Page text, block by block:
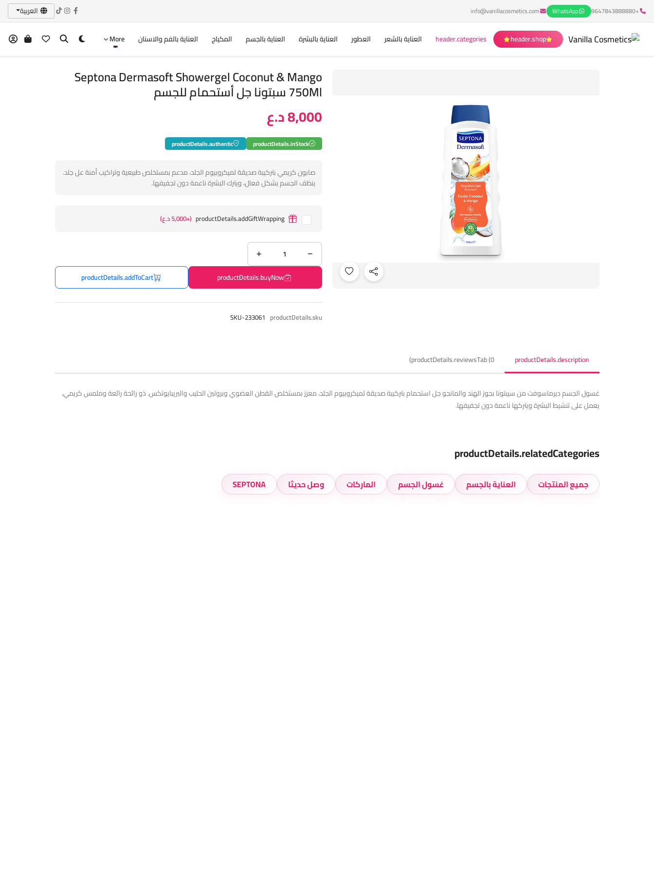
+9647843888880
WhatsApp
info@vanillacosmetics.com العربية
header.shop
header.categories العناية بالشعر العطور العناية بالبشرة العناية بالجسم المكياج العناية بالفم والاسنان More
Septona Dermasoft Showergel Coconut & Mango
750Ml سبتونا جل أستحمام للجسم
8,000 د.ع
productDetails.inStock
productDetails.authentic
صابون كريمي بتركيبة صديقة لميكروبيوم الجلد، مدعم بمستخلص طبيعية وتراكيب أمنة عل جلد.
ينظف الجسم بشكل فعال، ويترك البشرة ناعمة دون تجفيفها.
productDetails.addGiftWrapping (+5,000 د.ع)
productDetails.buyNow
productDetails.addToCart
productDetails.sku
SKU-233061
productDetails.description
productDetails.reviewsTab (0)
غسول الجسم ديرماسوفت من سيبتونا بجوز الهند والمانجو جل استحمام بتركيبة صديقة لميكروبيوم الجلد، معزز بمستخلص القطن العضوي وبروتين الحليب والبريبايوتكس. ذو رائحة رائعة وملمس كريمي،
يعمل على تنشيط البشرة ويتركها ناعمة دون تجفيفها.
productDetails.relatedCategories
جميع المنتجات العناية بالجسم غسول الجسم الماركات وصل حديثا SEPTONA